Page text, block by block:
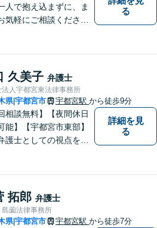
人で抱え込まずに、ま
気軽にご相談くださ
る
久美子 弁護士
法人宇都宮東法律事務所
県|宇都宮市 宇都宮駅 から徒歩9分
相談無料】【夜間休日
能】【宇都宮市東部】
護士としての視点を生
にご相談ください。
詳細を見
る
拓郎 弁護士
島薗法律事務所
県|宇都宮市 宇都宮駅 から徒歩7分